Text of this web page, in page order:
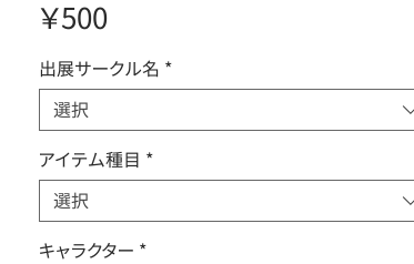
￥500価
格
出展サークル名 *
選択
アイテム種目 *
選択
キャラクター *